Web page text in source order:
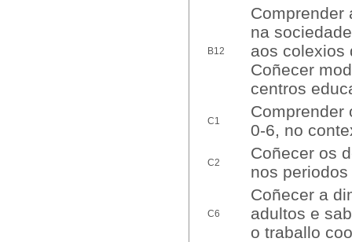
B12
Comprender
na
aos colexios
Coñecer
centros
C1
Comprender
0-6, no
C2
Coñecer os
nos
C6
Coñecer a
adultos e
o traballo